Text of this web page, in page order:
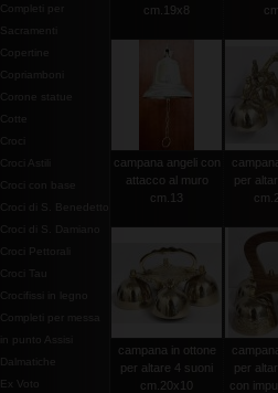
Completi per
Sacramenti
Copertine
Copriamboni
Corone statue
Cotte
Croci
Croci Astili
Croci con base
Croci di S. Benedetto
Croci di S. Damiano
Croci Pettorali
Croci Tau
Crocifissi in legno
Completi per messa
in punto Assisi
Dalmatiche
Ex Voto
cm.19x8
campana angeli con
attacco al muro
cm.13
per
campana in ottone
per altare 4 suoni
cm.20x10
per
con